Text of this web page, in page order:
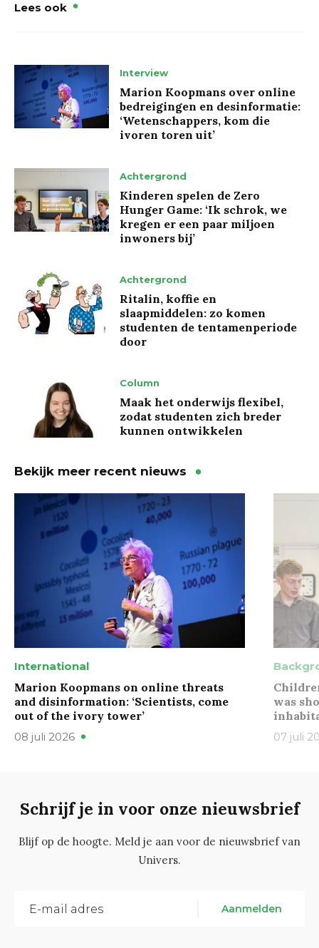
Lees ook
Interview
Marion Koopmans over online
bedreigingen en desinformatie:
‘Wetenschappers, kom die
ivoren toren uit’
Achtergrond
Kinderen spelen de Zero
Hunger Game: ‘Ik schrok, we
kregen er een paar miljoen
inwoners bij’
Achtergrond
Ritalin, koffie en
slaapmiddelen: zo komen
studenten de tentamenperiode
door
Column
Maak het onderwijs flexibel,
zodat studenten zich breder
kunnen ontwikkelen
Bekijk meer recent nieuws
International
Marion Koopmans on online threats
and disinformation: ‘Scientists, come
out of the ivory tower’
08 juli 2026
was
07 juli
Schrijf je in voor onze nieuwsbrief
Blijf op de hoogte. Meld je aan voor de nieuwsbrief van
Univers.
Aanmelden